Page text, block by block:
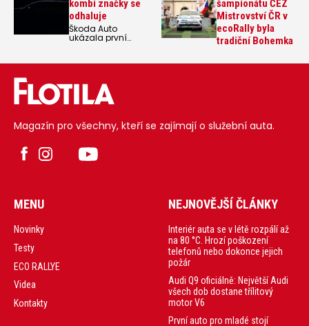
kombi značky se
odhaluje
Škoda Auto
ukázala první
v podobě
který bude mít
premiéru
začátkem září v
šampionátu ČEZ
Mistrovství ČR v
ecoRally byla
tradiční Bohemka
Magazín pro všechny, kteří se zajímají o služební auta.
MENU
Novinky
Testy
ECO RALLYE
Videa
Kontakty
NEJNOVĚJŠÍ ČLÁNKY
Interiér auta se v létě rozpálí až
na 80 °C. Hrozí poškození
telefonů nebo dokonce jejich
požár
Audi Q9 oficiálně: Největší Audi
všech dob dostane třílitový
motor V6
První auto pro mladé stojí